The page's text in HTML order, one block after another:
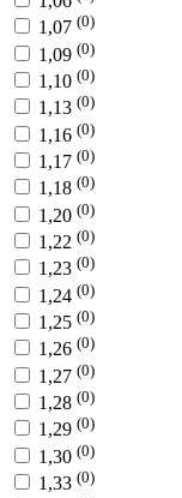
1,07 (0)
1,09 (0)
1,10 (0)
1,13 (0)
1,16 (0)
1,17 (0)
1,18 (0)
1,20 (0)
1,22 (0)
1,23 (0)
1,24 (0)
1,25 (0)
1,26 (0)
1,27 (0)
1,28 (0)
1,29 (0)
1,30 (0)
1,33 (0)